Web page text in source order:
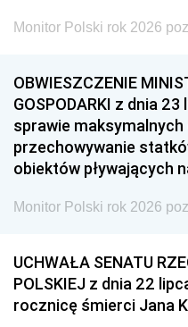
Monitor Polski rok 2026
OBWIESZCZENIE
GOSPODARKI z dnia
sprawie maksymalnych
przechowywanie
obiektów pływających
Monitor Polski rok 2026
UCHWAŁA SENATU
POLSKIEJ z dnia 22
rocznicę śmierci Jana